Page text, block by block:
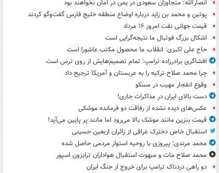
انصارالله: متجاوزان سعودی در یمن در امان نخواهند بود
پوتین و محمد بن زاید درباره اوضاع منطقه خلیج فارس گفت‌وگو کردند
قیمت جهانی نفت امروز ۱۶ مرداد
اشکال بزرگ فوتبال ما نتیجه‌گرایی است
حاج علی اکبری: انقلاب ما محصول مکتب عاشورا است
افشاگری برادرزاده ترامپ: تمام تصمیم‌هایش از روی ترس است
چرا محمد صلاح ترکیه را به عربستان و آمریکا ترجیح داد
وقوع انفجار مهیب در مسکو
دست بالای ایران در مذاکرات جاری!
عکس‌های دیده نشده از رفاقت دو فرمانده‌ موشکی
قیمت بنزین مانند موشک بالا می‌رود اما مانند پر پایین می‌آید!
استقبال خاص دخترک عراقی از زائران اربعین حسینی
محمد مرندی: پیروزی با روحیه استوار مردمی حاصل شده
محمد صلاح مات و مبهوت استقبال هواداران ترابزون اسپور
دو راهی دردناک ترامپ برای خروج از جنگ ایران